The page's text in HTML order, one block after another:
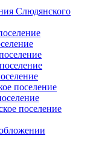
Слюдянского
поселение
поселение